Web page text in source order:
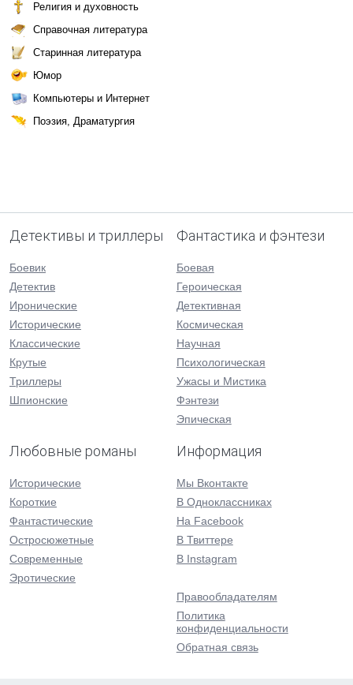
Религия и духовность
Справочная литература
Старинная литература
Юмор
Компьютеры и Интернет
Поэзия, Драматургия
Детективы и триллеры
Боевик
Детектив
Иронические
Исторические
Классические
Крутые
Триллеры
Шпионские
Фантастика и фэнтези
Боевая
Героическая
Детективная
Космическая
Научная
Психологическая
Ужасы и Мистика
Фэнтези
Эпическая
Любовные романы
Исторические
Короткие
Фантастические
Остросюжетные
Современные
Эротические
Информация
Мы Вконтакте
В Одноклассниках
На Facebook
В Твиттере
В Instagram
Правообладателям
Политика
конфиденциальности
Обратная связь